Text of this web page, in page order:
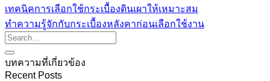
เทคนิคการเลือกใช้กระเบื้องดินเผาให้เหมาะสม
ทำความรู้จักกับกระเบื้องหลังคาก่อนเลือกใช้งาน
บทความที่เกี่ยวข้อง
Recent Posts